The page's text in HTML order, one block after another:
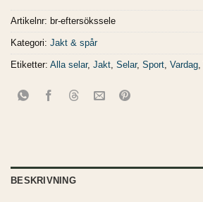
Artikelnr: br-eftersökssele
Kategori: Jakt & spår
Etiketter: Alla selar, Jakt Selar, Sport Vardag
BESKRIVNING